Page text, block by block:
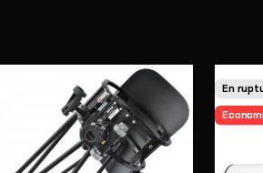
En